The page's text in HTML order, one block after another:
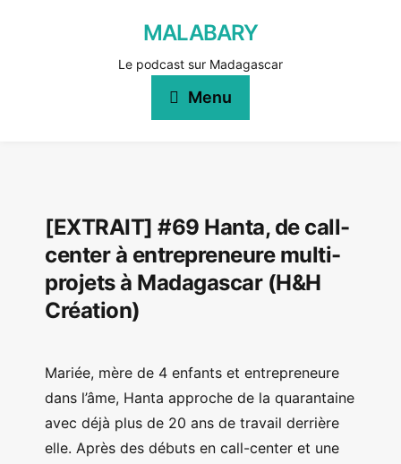
MALABARY
Le podcast sur Madagascar
Menu
[EXTRAIT] #69 Hanta, de call-
center à entrepreneure multi-
projets à Madagascar (H&H
Création)
Mariée, mère de 4 enfants et entrepreneure
dans l’âme, Hanta approche de la quarantaine
avec déjà plus de 20 ans de travail derrière
elle. Après des débuts en call-center et une